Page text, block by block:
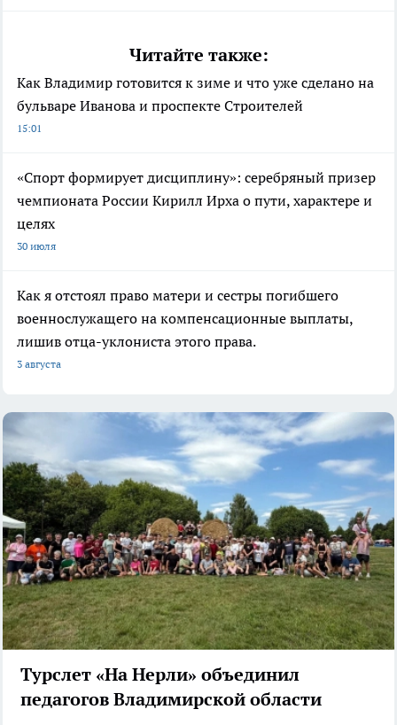
Читайте также:
Как Владимир готовится к зиме и что уже сделано на
бульваре Иванова и проспекте Строителей
15:01
«Спорт формирует дисциплину»: серебряный призер
чемпионата России Кирилл Ирха о пути, характере и
целях
30 июля
Как я отстоял право матери и сестры погибшего
военнослужащего на компенсационные выплаты,
лишив отца-уклониста этого права.
3 августа
Турслет «На Нерли» объединил
педагогов Владимирской области